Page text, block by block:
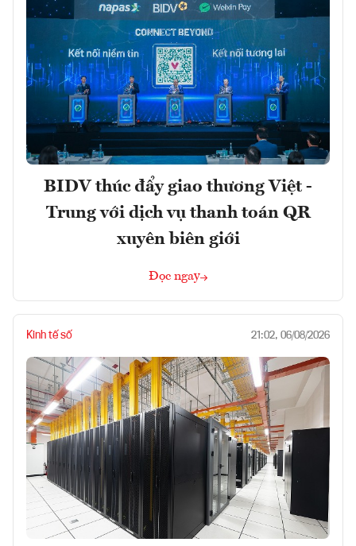
BIDV thúc đẩy giao thương Việt -
Trung với dịch vụ thanh toán QR
xuyên biên giới
Đọc ngay
Kinh tế số 21:02, 06/08/2026